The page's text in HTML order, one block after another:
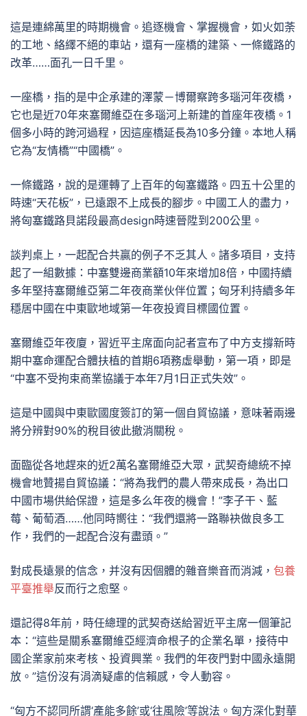
這是連綿萬里的時期機會。追逐機會、掌握機會，如火如荼
的工地、絡繹不絕的車站，還有一座橋的建築、一條鐵路的
改革……面孔一日千里。
一座橋，指的是中企承建的澤蒙－博爾察跨多瑙河年夜橋，
它也是近70年來塞爾維亞在多瑙河上新建的首座年夜橋。1
個多小時的跨河過程，因這座橋延長為10多分鐘。本地人稱
它為“友情橋”“中國橋”。
一條鐵路，說的是運轉了上百年的匈塞鐵路。四五十公里的
時速“天花板”，已遠跟不上成長的腳步。中國工人的盡力，
將匈塞鐵路貝諾段最高design時速晉陞到200公里。
談判桌上，一起配合共贏的例子不乏其人。諸多項目，支持
起了一組數據：中塞雙邊商業額10年來增加8倍，中國持續
多年堅持塞爾維亞第二年夜商業伙伴位置；匈牙利持續多年
穩居中國在中東歐地域第一年夜投資目標國位置。
塞爾維亞年夜廈，習近平主席面向記者宣布了中方支撐新時
期中塞命運配合體扶植的首期6項務虛舉動，第一項，即是
“中塞不受拘束商業協議于本年7月1日正式失效”。
這是中國與中東歐國度簽訂的第一個自貿協議，意味著兩邊
將分辨對90%的稅目彼此撤消關稅。
面臨從各地趕來的近2萬名塞爾維亞大眾，武契奇總統不掉
機會地贊揚自貿協議：“將為我們的農人帶來成長，為出口
中國市場供給保證，這是多么年夜的機會！”李子干、藍
莓、葡萄酒……他同時嚮往：“我們還將一路聯袂做良多工
作，我們的一起配合沒有盡頭。”
對成長遠景的信念，并沒有因個體的雜音樂音而消減， 包養
平臺推舉反而行之愈堅。
還記得8年前，時任總理的武契奇送給習近平主席一個筆記
本：“這些是關系塞爾維亞經濟命根子的企業名單，接待中
國企業家前來考核、投資興業。我們的年夜門對中國永遠開
放。”這份沒有涓滴疑慮的信賴感，令人動容。
“匈方不認同所謂‘產能多餘’或‘往風險’等說法。匈方深化對華